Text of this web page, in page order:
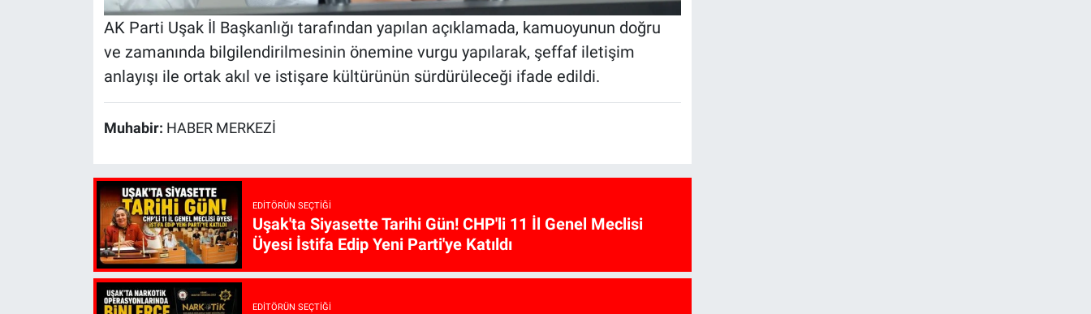
AK Parti Uşak İl Başkanlığı tarafından yapılan açıklamada, kamuoyunun doğru
ve zamanında bilgilendirilmesinin önemine vurgu yapılarak, şeffaf iletişim
anlayışı ile ortak akıl ve istişare kültürünün sürdürüleceği ifade edildi.
Muhabir: HABER MERKEZİ
EDITÖRÜN SEÇTIĞI
Uşak'ta Siyasette Tarihi Gün! CHP'li 11 İl Genel Meclisi
Üyesi İstifa Edip Yeni Parti'ye Katıldı
EDITÖRÜN SEÇTIĞI